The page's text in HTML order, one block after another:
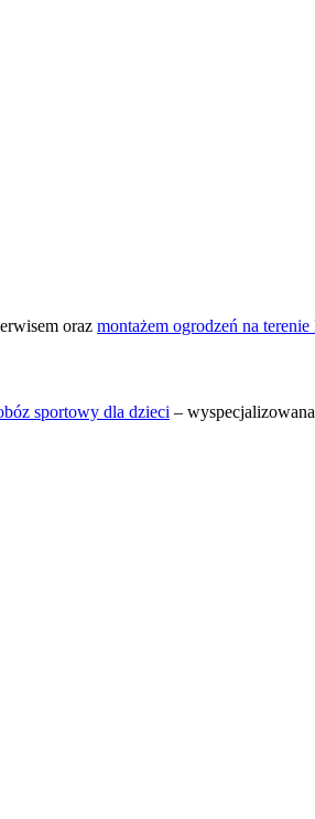
oraz montażem ogrodzeń na
sportowy dla dzieci –